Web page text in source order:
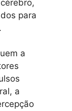
para
a
a